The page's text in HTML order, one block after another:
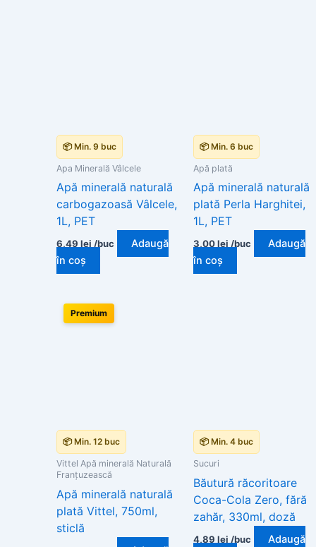
📦 Min. 9 buc
Apa Minerală Vâlcele
Apă minerală naturală
carbogazoasă Vâlcele,
1L, PET
6,49 lei /buc
Adaugă
în coș
📦 Min. 6 buc
Apă plată
Apă minerală naturală
plată Perla Harghitei,
1L, PET
3,00lei /buc
Adaugă
în coș
Premium
📦 Min. 12 buc
Vittel Apă minerală Naturală
Franțuzească
Apă minerală naturală
plată Vittel, 750ml,
sticlă
📦 Min. 4 buc
Sucuri
Băutură răcoritoare
Coca-Cola Zero, fără
zahăr, 330ml, doză
4,89 lei /buc Adaugă